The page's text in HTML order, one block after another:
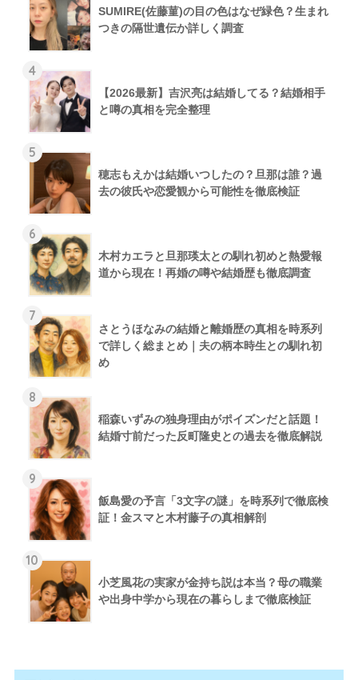
SUMIRE(佐藤菫)の目の色はなぜ緑色？生まれ
つきの隔世遺伝か詳しく調査
4
【2026最新】吉沢亮は結婚してる？結婚相手
と噂の真相を完全整理
5
穂志もえかは結婚いつしたの？旦那は誰？過
去の彼氏や恋愛観から可能性を徹底検証
6
木村カエラと旦那瑛太との馴れ初めと熱愛報
道から現在！再婚の噂や結婚歴も徹底調査
7
さとうほなみの結婚と離婚歴の真相を時系列
で詳しく総まとめ｜夫の柄本時生との馴れ初
め
8
稲森いずみの独身理由がポイズンだと話題！
結婚寸前だった反町隆史との過去を徹底解説
9
飯島愛の予言「3文字の謎」を時系列で徹底検
証！金スマと木村藤子の真相解剖
10
小芝風花の実家が金持ち説は本当？母の職業
や出身中学から現在の暮らしまで徹底検証